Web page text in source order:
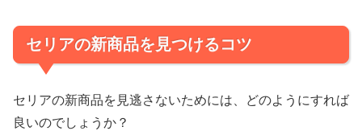
セリアの新商品を見つけるコツ
セリアの新商品を見逃さないためには、どのようにすれば
良いのでしょうか？